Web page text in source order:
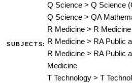
SUBJECTS:
Q Science > Q Science
Q Science > QA
R Medicine > R
R Medicine > RA Public
R Medicine > RA Public
Medicine
T Technology > T